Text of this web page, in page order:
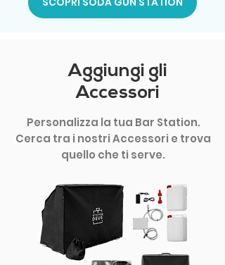
Aggiungi gli
Accessori
Personalizza la tua Bar Station.
Cerca tra i nostri Accessori e trova
quello che ti serve.